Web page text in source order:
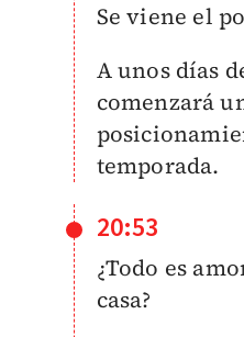
Se viene el
A unos días
comenzará
temporada.
20:53
¿Todo es
casa?